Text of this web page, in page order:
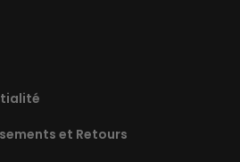
et Retours